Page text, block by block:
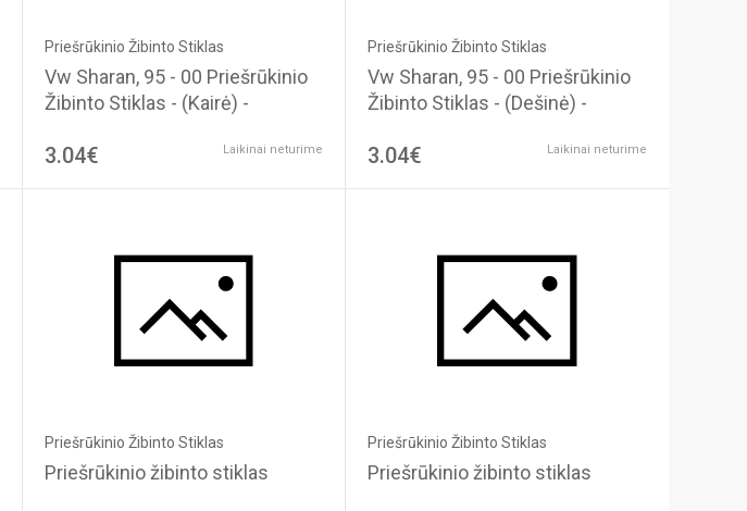
Priešrūkinio Žibinto Stiklas
Vw Sharan, 95 - 00 Priešrūkinio
Žibinto Stiklas - (Kairė) -
3.04€ Laikinai neturime
Priešrūkinio Žibinto Stiklas
Vw Sharan, 95 - 00 Priešrūkinio
Žibinto Stiklas - (Dešinė) -
3.04€ Laikinai neturime
Priešrūkinio Žibinto Stiklas
Priešrūkinio žibinto stiklas
Priešrūkinio Žibinto Stiklas
Priešrūkinio žibinto stiklas